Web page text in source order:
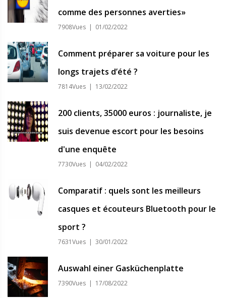
comme des personnes averties»
7908Vues | 01/02/2022
Comment préparer sa voiture pour les
longs trajets d’été ?
7814Vues | 13/02/2022
200 clients, 35000 euros : journaliste, je
suis devenue escort pour les besoins
d'une enquête
7730Vues | 04/02/2022
Comparatif : quels sont les meilleurs
casques et écouteurs Bluetooth pour le
sport ?
7631Vues | 30/01/2022
Auswahl einer Gasküchenplatte
7390Vues | 17/08/2022